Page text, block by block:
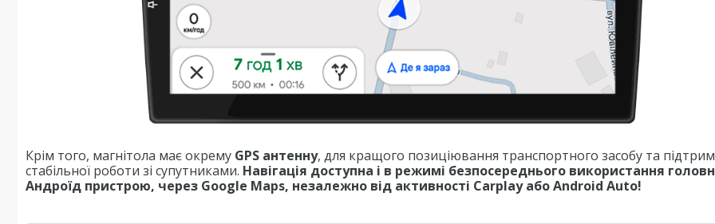
Крім того, магнітола має окрему GPS антенну, для кращого позиціювання транспортного засобу та
стабільної роботи зі супутниками. Навігація доступна і в режимі безпосереднього використання
Андроїд пристрою, через Google Maps, незалежно від активності Carplay або Android Auto!